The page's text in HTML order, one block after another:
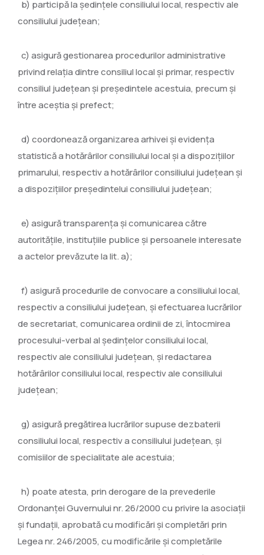
b) participă la şedinţele consiliului local, respectiv ale
consiliului judeţean;
c) asigură gestionarea procedurilor administrative
privind relaţia dintre consiliul local şi primar, respectiv
consiliul judeţean şi preşedintele acestuia, precum şi
între aceştia şi prefect;
d) coordonează organizarea arhivei şi evidenţa
statistică a hotărârilor consiliului local şi a dispoziţiilor
primarului, respectiv a hotărârilor consiliului judeţean şi
a dispoziţiilor preşedintelui consiliului judeţean;
e) asigură transparenţa şi comunicarea către
autorităţile, instituţiile publice şi persoanele interesate
a actelor prevăzute la lit. a);
f) asigură procedurile de convocare a consiliului local,
respectiv a consiliului judeţean, şi efectuarea lucrărilor
de secretariat, comunicarea ordinii de zi, întocmirea
procesului-verbal al şedinţelor consiliului local,
respectiv ale consiliului judeţean, şi redactarea
hotărârilor consiliului local, respectiv ale consiliului
judeţean;
g) asigură pregătirea lucrărilor supuse dezbaterii
consiliului local, respectiv a consiliului judeţean, şi
comisiilor de specialitate ale acestuia;
h) poate atesta, prin derogare de la prevederile
Ordonanţei Guvernului nr. 26/2000 cu privire la asociaţii
şi fundaţii, aprobată cu modificări şi completări prin
Legea nr. 246/2005, cu modificările şi completările